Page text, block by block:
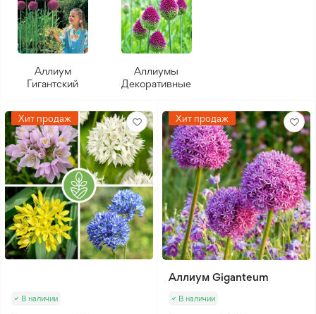
Аллиум
Гигантский
Аллиумы
Декоративные
Хит продаж
В наличии
Хит продаж
Аллиум Giganteum
В наличии